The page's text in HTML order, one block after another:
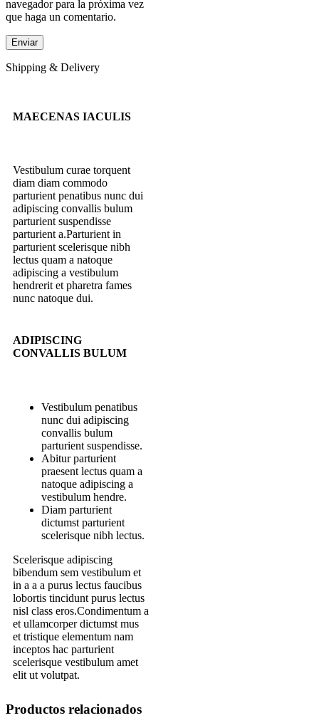
navegador para la próxima vez
que haga un comentario.
Shipping & Delivery
MAECENAS IACULIS
Vestibulum curae torquent
diam diam commodo
parturient penatibus nunc dui
adipiscing convallis bulum
parturient suspendisse
parturient a.Parturient in
parturient scelerisque nibh
lectus quam a natoque
adipiscing a vestibulum
hendrerit et pharetra fames
nunc natoque dui.
ADIPISCING
CONVALLIS BULUM
Vestibulum penatibus
nunc dui adipiscing
convallis bulum
parturient suspendisse.
Abitur parturient
praesent lectus quam a
natoque adipiscing a
vestibulum hendre.
Diam parturient
dictumst parturient
scelerisque nibh lectus.
Scelerisque adipiscing
bibendum sem vestibulum et
in a a a purus lectus faucibus
lobortis tincidunt purus lectus
nisl class eros.Condimentum a
et ullamcorper dictumst mus
et tristique elementum nam
inceptos hac parturient
scelerisque vestibulum amet
elit ut volutpat.
Productos relacionados